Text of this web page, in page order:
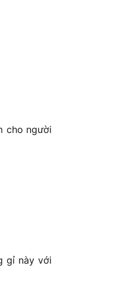
cho người
gỉ này với